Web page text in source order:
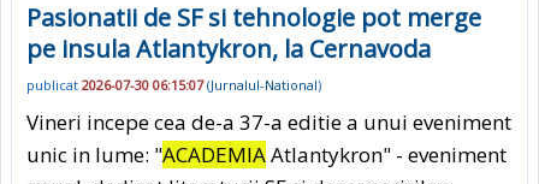
Pasionatii de SF si tehnologie pot merge
pe insula Atlantykron, la Cernavoda
publicat 2026-07-30 06:15:07(Jurnalul-National)
Vineri incepe cea de-a 37-a editie a unui eveniment
unic in lume: "ACADEMIAAtlantykron" - eveniment